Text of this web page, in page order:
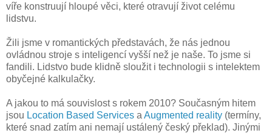
víře konstruují hloupé věci, které otravují život celému
lidstvu.
Žili jsme v romantických představách, že nás jednou
ovládnou stroje s inteligencí vyšší než je naše. To jsme si
fandili. Lidstvo bude klidně sloužit i technologii s intelektem
obyčejné kalkulačky.
A jakou to má souvislost s rokem 2010? Současným hitem
jsou Location Based Services a Augmented reality (termíny,
které snad zatím ani nemají ustálený český překlad). Jinými